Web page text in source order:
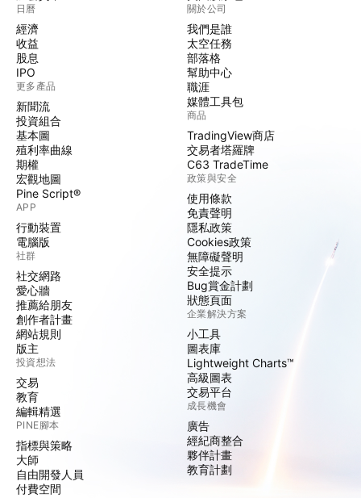
日曆
經濟
收益
股息
IPO
更多產品
新聞流
投資組合
基本圖
殖利率曲線
期權
宏觀地圖
Pine Script®
APP
行動裝置
電腦版
社群
社交網路
愛心牆
推薦給朋友
創作者計畫
網站規則
版主
投資想法
交易
教育
編輯精選
PINE腳本
指標與策略
大師
自由開發人員
付費空間
關於公司
我們是誰
太空任務
部落格
幫助中心
職涯
媒體工具包
商品
TradingView商店
交易者塔羅牌
C63 TradeTime
政策與安全
使用條款
免責聲明
隱私政策
Cookies政策
無障礙聲明
安全提示
Bug賞金計劃
狀態頁面
企業解決方案
小工具
圖表庫
Lightweight Charts™
高級圖表
交易平台
成長機會
廣告
經紀商整合
夥伴計畫
教育計劃